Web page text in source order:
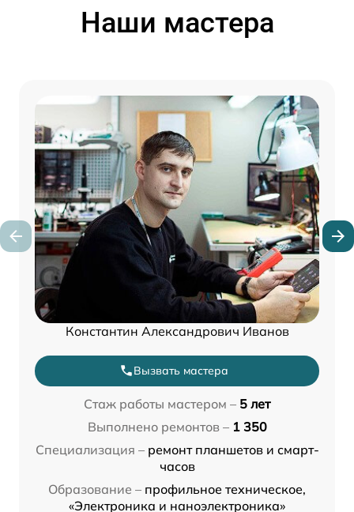
Наши мастера
Константин Александрович Иванов
Вызвать мастера
Стаж работы мастером – 5 лет
Выполнено ремонтов – 1 350
Специализация – ремонт планшетов и смарт-
часов
Образование – профильное техническое,
«Электроника и наноэлектроника»